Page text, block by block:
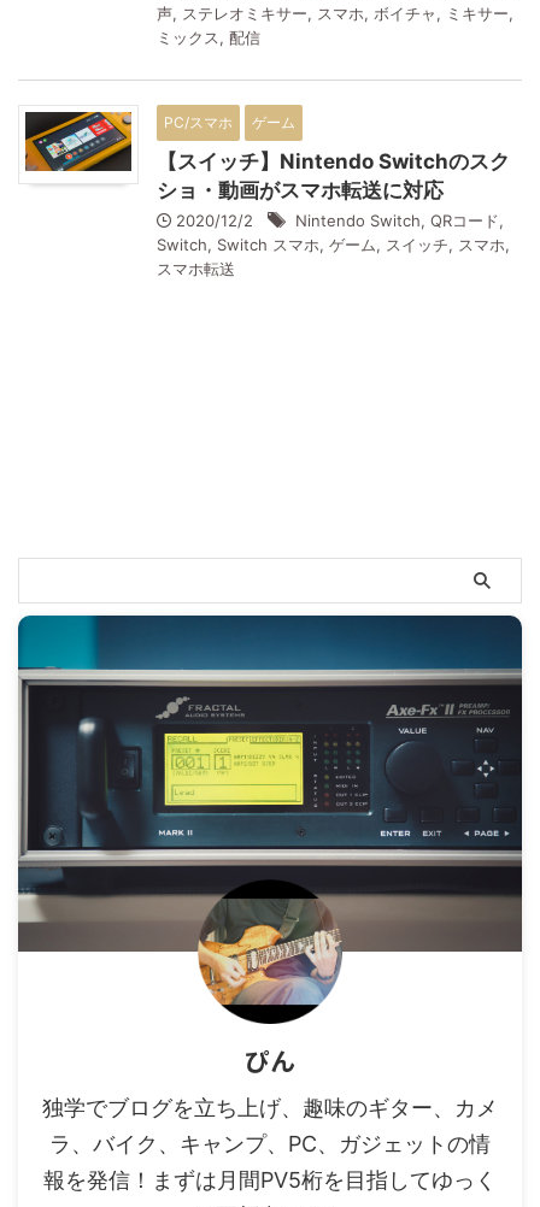
声, ステレオミキサー, スマホ, ボイチャ, ミキサー,
ミックス, 配信
PC/スマホ ゲーム
【スイッチ】Nintendo Switchのスク
ショ・動画がスマホ転送に対応
2020/12/2 Nintendo Switch, QRコード,
Switch, Switch スマホ, ゲーム, スイッチ, スマホ,
スマホ転送
ぴん
独学でブログを立ち上げ、趣味のギター、カメ
ラ、バイク、キャンプ、PC、ガジェットの情
報を発信！まずは月間PV5桁を目指してゆっく